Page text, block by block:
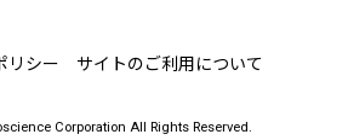
リシー サイトのご利用について
Corporation All Rights Reserved.